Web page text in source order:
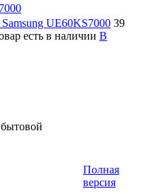
Samsung UE60KS7000 39
есть в наличии В
Полная
версия